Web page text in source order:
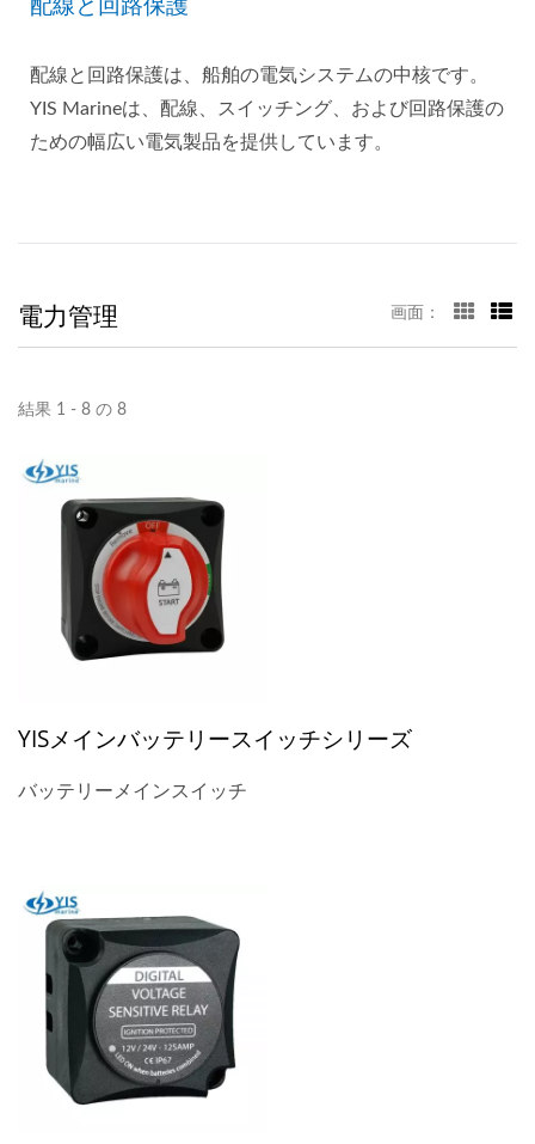
配線と回路保護は、船舶の電気システムの中核です。
YIS Marineは、配線、スイッチング、および回路保護の
ための幅広い電気製品を提供しています。
電力管理 画面：
結果 1 - 8 の 8
YISメインバッテリースイッチシリーズ
バッテリーメインスイッチ